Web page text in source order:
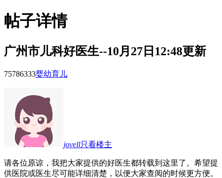
帖子详情
广州市儿科好医生--10月27日12:48更新
75786333婴幼育儿
jovell只看楼主
请各位原谅，我把大家提供的好医生都转载到这里了。希望提
供医院或医生尽可能详细清楚，以便大家查阅的时候更方便。